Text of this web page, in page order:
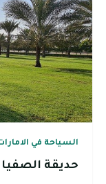
السياحة في
حديقة